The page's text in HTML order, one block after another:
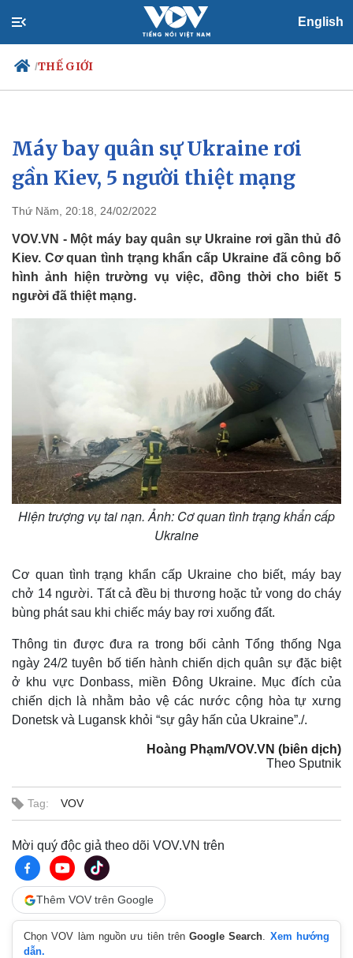
English
/THẾ GIỚI
Chính trị
Đảng
Tổ chức nhân sự
Nhận diện sự thật
Xã hội
Tin 24h
Dự báo thời tiết
Việc làm
Biển đảo
Máy bay quân sự Ukraine rơi
gần Kiev, 5 người thiệt mạng
Thứ Năm, 20:18, 24/02/2022
VOV.VN - Một máy bay quân sự Ukraine rơi gần thủ đô
Kiev. Cơ quan tình trạng khẩn cấp Ukraine đã công bố
hình ảnh hiện trường vụ việc, đồng thời cho biết 5
người đã thiệt mạng.
Hiện trượng vụ tai nạn. Ảnh: Cơ quan tình trạng khẩn cấp
Ukraine
Cơ quan tình trạng khẩn cấp Ukraine cho biết, máy bay
chở 14 người. Tất cả đều bị thương hoặc tử vong do cháy
bùng phát sau khi chiếc máy bay rơi xuống đất.
Thông tin được đưa ra trong bối cảnh Tổng thống Nga
ngày 24/2 tuyên bố tiến hành chiến dịch quân sự đặc biệt
ở khu vực Donbass, miền Đông Ukraine. Mục đích của
chiến dịch là nhằm bảo vệ các nước cộng hòa tự xưng
Donetsk và Lugansk khỏi “sự gây hấn của Ukraine”./.
Hoàng Phạm/VOV.VN (biên dịch)
Theo Sputnik
Tag: VOV
Mời quý độc giả theo dõi VOV.VN trên
Thêm VOV trên Google
Chọn VOV làm nguồn ưu tiên trênGoogle Search. Xem hướng
dẫn.